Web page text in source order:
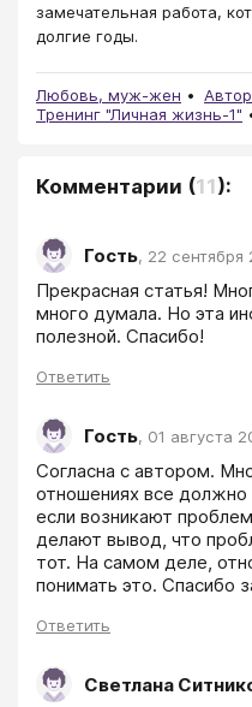
замечательная работа,
долгие годы.
Любовь, муж-жен
Тренинг "Личная жизнь-1"
Комментарии (11):
Гость, 22 сентября
Прекрасная статья!
много думала. Но эта
полезной. Спасибо!
Ответить
Гость, 01 августа
Согласна с автором.
отношениях все должно
если возникают
делают вывод, что
тот. На самом деле,
понимать это. Спасибо
Ответить
Светлана